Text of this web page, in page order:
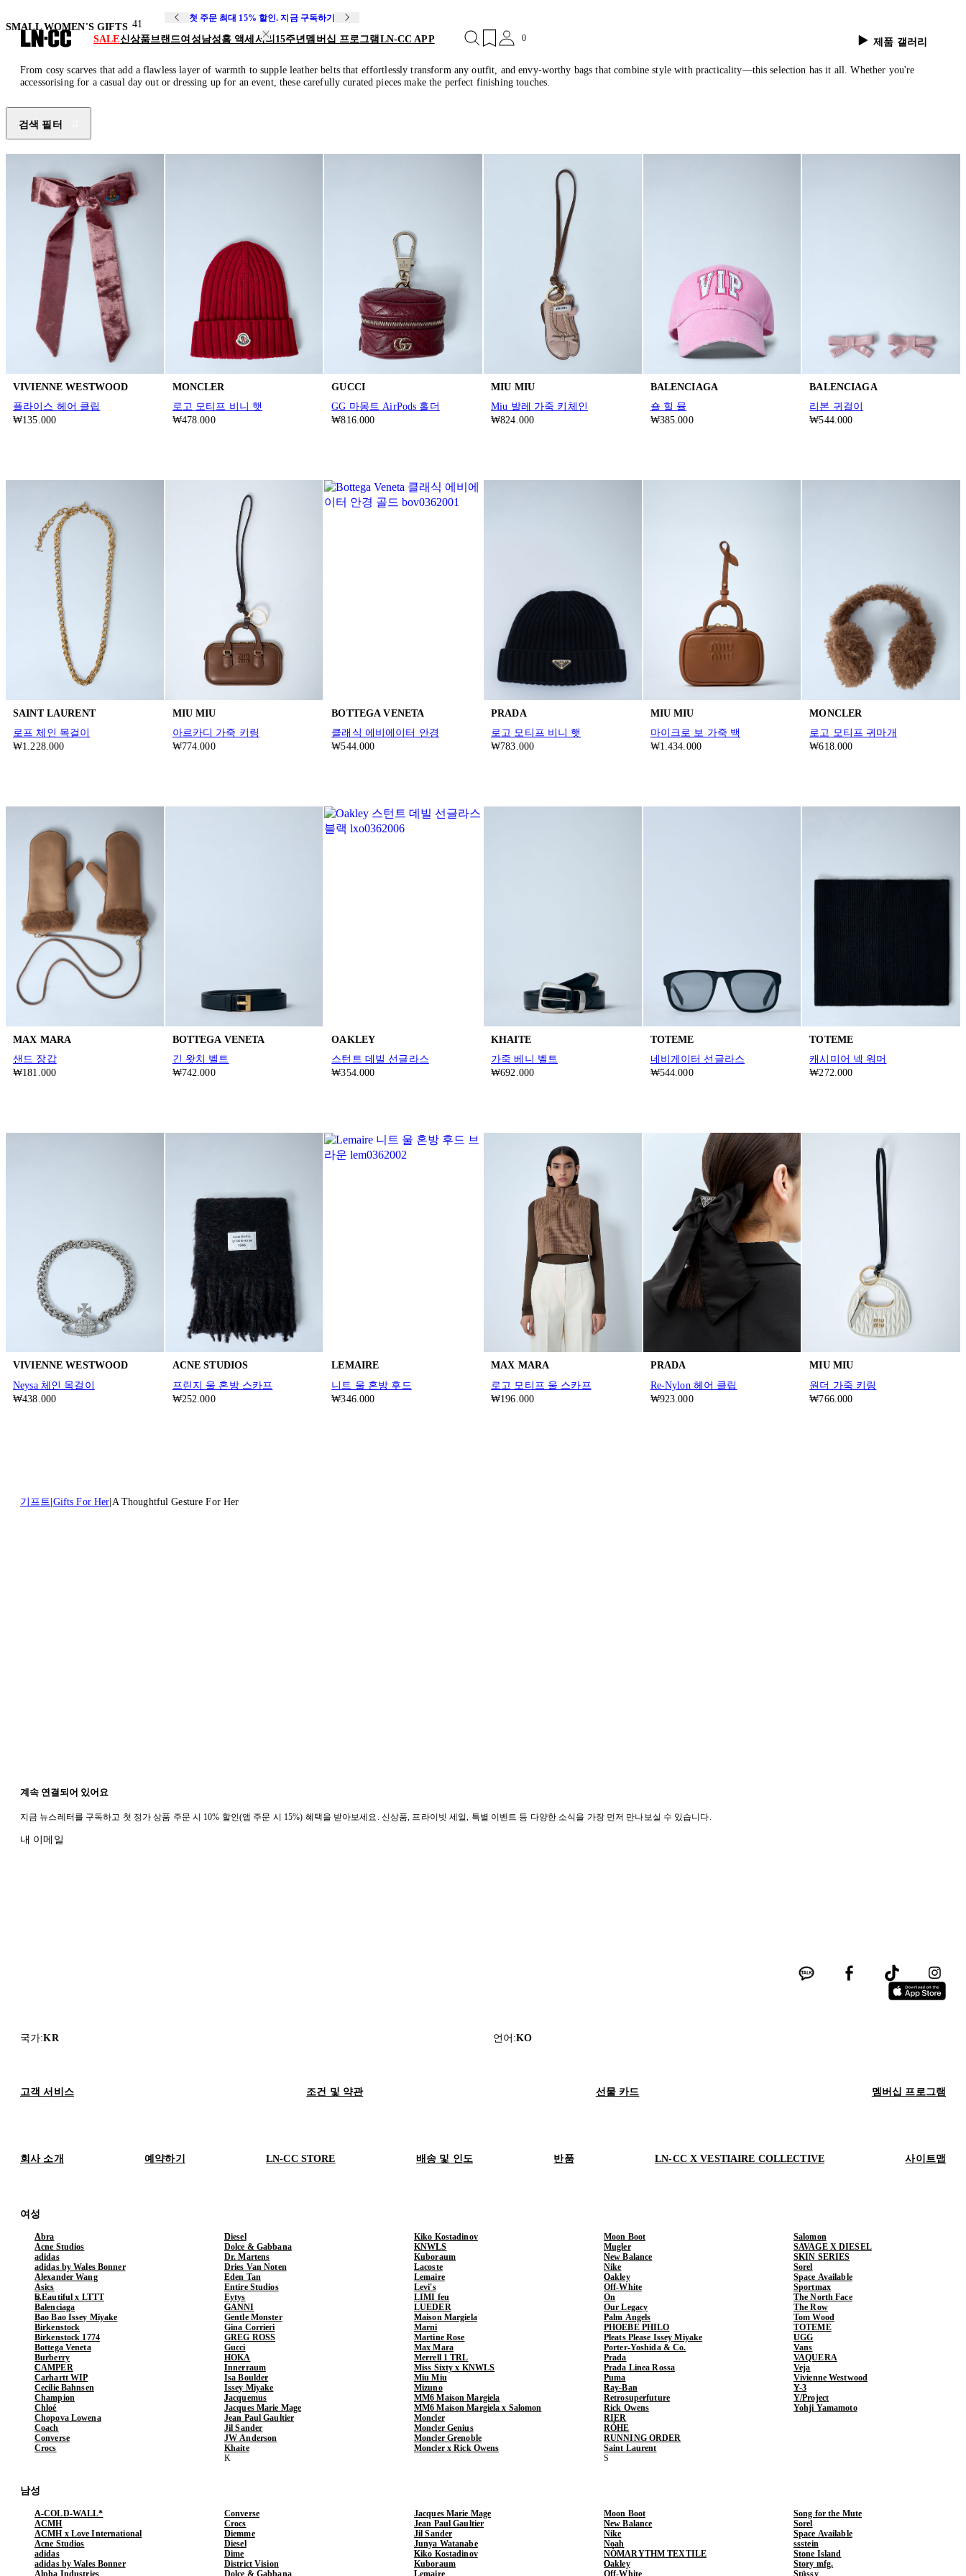
첫 주문 최대 15% 할인. 지금 구독하기
SALE신상품브랜드여성남성홈 액세서리 15주년멤버십 프로그램 LN-CC APP 0
SMALL WOMEN'S GIFTS 41
제품 갤러리
From cosy scarves that add a flawless layer of warmth to supple leather belts that effortlessly transform any outfit, and envy-worthy bags that combine style with practicality—this selection has it all. Whether you're
accessorising for a casual day out or dressing up for an event, these carefully curated pieces make the perfect finishing touches.
검색 필터
VIVIENNE WESTWOOD
플라이스 헤어 클립
₩135.000
MONCLER
로고 모티프 비니 햇
₩478.000
GUCCI
GG 마몽트 AirPods 홀더
₩816.000
MIU MIU
Miu 발레 가죽 키체인
₩824.000
BALENCIAGA
숄 힐 뮬
₩385.000
BALENCIAGA
리본 귀걸이
₩544.000
SAINT LAURENT
로프 체인 목걸이
₩1.228.000
MIU MIU
아르카디 가죽 키링
₩774.000
BOTTEGA VENETA
클래식 에비에이터 안경
₩544.000
PRADA
로고 모티프 비니 햇
₩783.000
MIU MIU
마이크로 보 가죽 백
₩1.434.000
MONCLER
로고 모티프 귀마개
₩618.000
MAX MARA
샌드 장갑
₩181.000
BOTTEGA VENETA
긴 왓치 벨트
₩742.000
OAKLEY
스턴트 데빌 선글라스
₩354.000
KHAITE
가죽 베니 벨트
₩692.000
TOTEME
네비게이터 선글라스
₩544.000
TOTEME
캐시미어 넥 워머
₩272.000
VIVIENNE WESTWOOD
Neysa 체인 목걸이
₩438.000
ACNE STUDIOS
프린지 울 혼방 스카프
₩252.000
LEMAIRE
니트 울 혼방 후드
₩346.000
MAX MARA
로고 모티프 울 스카프
₩196.000
PRADA
Re-Nylon 헤어 클립
₩923.000
MIU MIU
원더 가죽 키링
₩766.000
기프트 Gifts For Her A Thoughtful Gesture For Her
계속 연결되어 있어요
지금 뉴스레터를 구독하고 첫 정가 상품 주문 시 10% 할인(앱 주문 시 15%) 혜택을 받아보세요. 신상품, 프라이빗 세일, 특별 이벤트 등 다양한 소식을 가장 먼저 만나보실 수 있습니다.
내 이메일
국가:KR 언어 :KO
고객 서비스 조건 및 약관 선물 카드 멤버십 프로그램
회사 소개 예약하기 LN-CC STORE 배송 및 인도 반품 LN-CC X VESTIAIRE COLLECTIVE 사이트맵
여성
Abra
Acne Studios
adidas
adidas by Wales Bonner
Alexander Wang
Asics
b.Eautiful x LTTT
Balenciaga
Bao Bao Issey Miyake
Birkenstock
Birkenstock 1774
Bottega Veneta
Burberry
CAMPER
Carhartt WIP
Cecilie Bahnsen
Champion
Chloé
Chopova Lowena
Coach
Converse
Crocs
Diesel
Dolce & Gabbana
Dr. Martens
Dries Van Noten
Eden Tan
Entire Studios
Eytys
GANNI
Gentle Monster
Gina Corrieri
GREG ROSS
Gucci
HOKA
Innerraum
Isa Boulder
Issey Miyake
Jacquemus
Jacques Marie Mage
Jean Paul Gaultier
Jil Sander
JW Anderson
Khaite
Kiko Kostadinov
KNWLS
Kuboraum
Lacoste
Lemaire
Levi's
LIMI feu
LUEDER
Maison Margiela
Marni
Martine Rose
Max Mara
Merrell 1 TRL
Miss Sixty x KNWLS
Miu Miu
Mizuno
MM6 Maison Margiela
MM6 Maison Margiela x Salomon
Moncler
Moncler Genius
Moncler Grenoble
Moncler x Rick Owens
Moon Boot
Mugler
New Balance
Nike
Oakley
Off-White
On
Our Legacy
Palm Angels
PHOEBE PHILO
Pleats Please Issey Miyake
Porter-Yoshida & Co.
Prada
Prada Linea Rossa
Puma
Ray-Ban
Retrosuperfuture
Rick Owens
RIER
RÓHE
RUNNING ORDER
Saint Laurent
Salomon
SAVAGE X DIESEL
SKIN SERIES
Sorel
Space Available
Sportmax
The North Face
The Row
Tom Wood
TOTEME
UGG
Vans
VAQUERA
Veja
Vivienne Westwood
Y-3
Y/Project
Yohji Yamamoto
남성
A-COLD-WALL*
ACMH
ACMH x Love International
Acne Studios
adidas
adidas by Wales Bonner
Alpha Industries
Converse
Crocs
Diemme
Diesel
Dime
District Vision
Dolce & Gabbana
Jacques Marie Mage
Jean Paul Gaultier
Jil Sander
Junya Watanabe
Kiko Kostadinov
Kuboraum
Lemaire
Moon Boot
New Balance
Nike
Noah
NÒMARYTHM TEXTILE
Oakley
Off-White
Song for the Mute
Sorel
Space Available
ssstein
Stone Island
Story mfg.
Stüssy